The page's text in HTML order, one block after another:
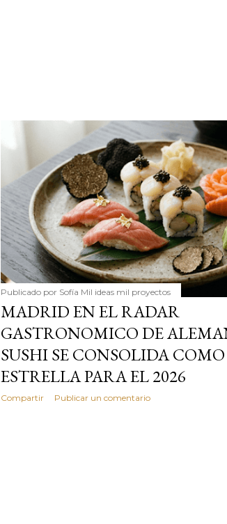
Publicado por Sofía Mil ideas mil proyectos
MADRID EN EL RADAR
GASTRONOMICO DE
SUSHI SE CONSOLIDA
ESTRELLA PARA EL 2026
Compartir Publicar un comentario